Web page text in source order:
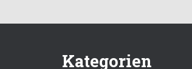
Kategorien